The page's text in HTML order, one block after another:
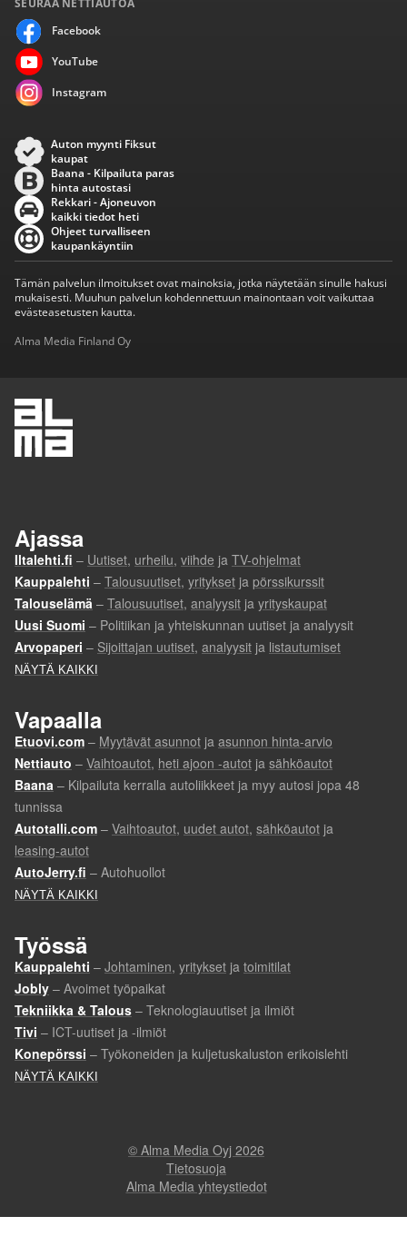
SEURAA NETTIAUTOA
Facebook
YouTube
Instagram
Auton myynti Fiksut
kaupat
Baana - Kilpailuta paras
hinta autostasi
Rekkari - Ajoneuvon
kaikki tiedot heti
Ohjeet turvalliseen
kaupankäyntiin
Tämän palvelun ilmoitukset ovat mainoksia, jotka näytetään sinulle hakusi
mukaisesti. Muuhun palvelun kohdennettuun mainontaan voit vaikuttaa
evästeasetusten kautta.
Alma Media Finland Oy